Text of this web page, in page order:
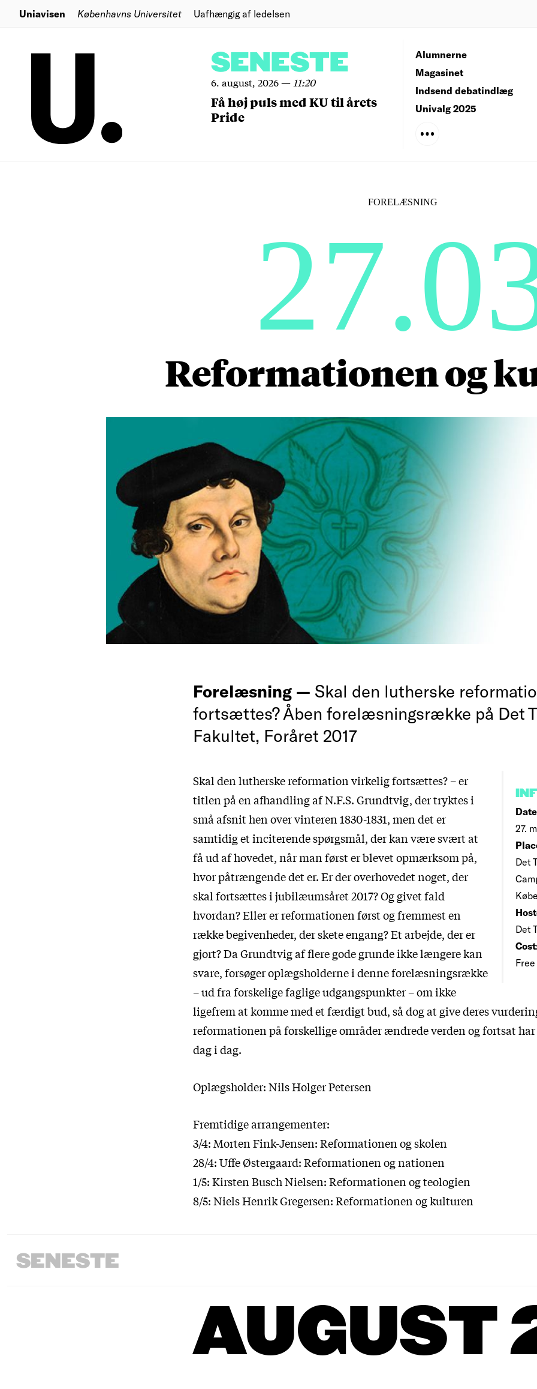
Uniavisen Københavns Universitet Uafhængig af ledelsen
SENESTE
6. august, 2026— 11:20
Få høj puls med KU til årets
Pride
Alumnerne
Magasinet
Indsend debatindlæg
Univalg 2025
FORELÆSNING
Reformationen og
Forelæsning — Skal den lutherske
fortsættes? Åben forelæsningsrække på Det
Fakultet, Foråret 2017
27.
Det
Det
Free
Skal den lutherske reformation virkelig fortsættes? – er
titlen på en afhandling af N.F.S. Grundtvig, der tryktes i
små afsnit hen over vinteren 1830-1831, men det er
samtidig et inciterende spørgsmål, der kan være svært at
få ud af hovedet, når man først er blevet opmærksom på,
hvor påtrængende det er. Er der overhovedet noget, der
skal fortsættes i jubilæumsåret 2017? Og givet fald
hvordan? Eller er reformationen først og fremmest en
række begivenheder, der skete engang? Et arbejde, der er
gjort? Da Grundtvig af flere gode grunde ikke længere kan
svare, forsøger oplægsholderne i denne forelæsningsrække
– ud fra forskelige faglige udgangspunkter – om ikke
ligefrem at komme med et færdigt bud, så dog at give deres
reformationen på forskellige områder ændrede verden og fortsat
dag i dag.
Oplægsholder: Nils Holger Petersen
Fremtidige arrangementer:
3/4: Morten Fink-Jensen: Reformationen og skolen
28/4: Uffe Østergaard: Reformationen og nationen
1/5: Kirsten Busch Nielsen: Reformationen og teologien
8/5: Niels Henrik Gregersen: Reformationen og kulturen
SENESTE
AUGUST